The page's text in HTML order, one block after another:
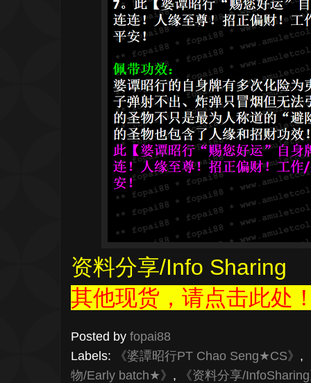
资料分享/Info Sharing
其他现货，请点击此处
Posted by fopai88
Labels:
《婆譚昭行PT Chao Seng★CS》 ,
物/Early batch★》 , 《资料分享/